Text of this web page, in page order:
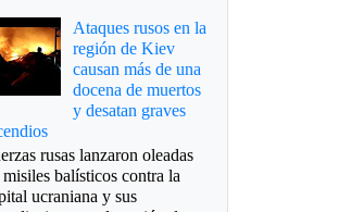
Ataques rusos en la
región de Kiev
causan más de una
docena de muertos
y desatan graves
rusas lanzaron oleadas
misiles balísticos contra la
ucraniana y sus